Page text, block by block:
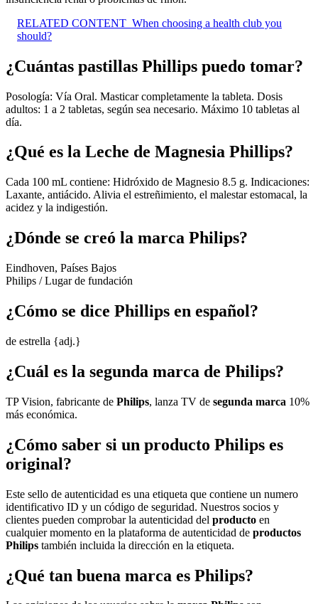
RELATED CONTENT When choosing a health club you
should?
¿Cuántas pastillas Phillips puedo tomar?
Posología: Vía Oral. Masticar completamente la tableta. Dosis
adultos: 1 a 2 tabletas, según sea necesario. Máximo 10 tabletas al
día.
¿Qué es la Leche de Magnesia Phillips?
Cada 100 mL contiene: Hidróxido de Magnesio 8.5 g. Indicaciones:
Laxante, antiácido. Alivia el estreñimiento, el malestar estomacal, la
acidez y la indigestión.
¿Dónde se creó la marca Philips?
Eindhoven, Países Bajos
Philips /Lugar de fundación
¿Cómo se dice Phillips en español?
de estrella {adj.}
¿Cuál es la segunda marca de Philips?
TP Vision, fabricante de Philips, lanza TV de segunda marca 10%
más económica.
¿Cómo saber si un producto Philips es
original?
Este sello de autenticidad es una etiqueta que contiene un numero
identificativo ID y un código de seguridad. Nuestros socios y
clientes pueden comprobar la autenticidad del producto en
cualquier momento en la plataforma de autenticidad de productos
Philips también incluida la dirección en la etiqueta.
¿Qué tan buena marca es Philips?